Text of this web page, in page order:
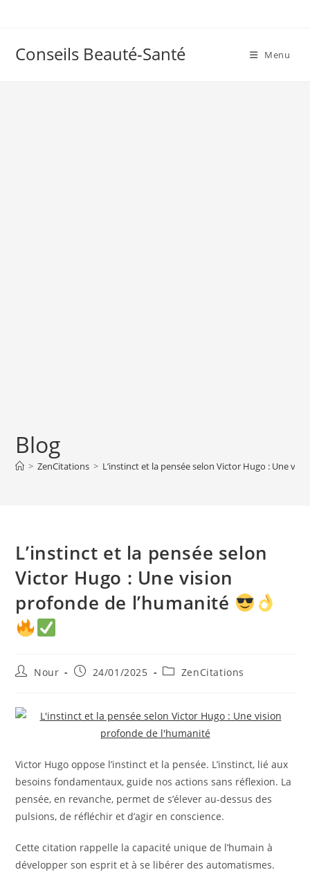
Conseils Beauté-Santé Menu
Blog
> ZenCitations > L’instinct et la pensée selon Victor Hugo : Une
L’instinct et la pensée selon
Victor Hugo : Une vision
profonde de l’humanité
Auteur/autrice
publication :
Nour
Publication
24/01/2025
PostZenCitations
Victor Hugo oppose l’instinct et la pensée. L’instinct, lié aux
besoins fondamentaux, guide nos actions sans réflexion. La
pensée, en revanche, permet de s’élever au-dessus des
pulsions, de réfléchir et d’agir en conscience.
Cette citation rappelle la capacité unique de l’humain à
développer son esprit et à se libérer des automatismes.